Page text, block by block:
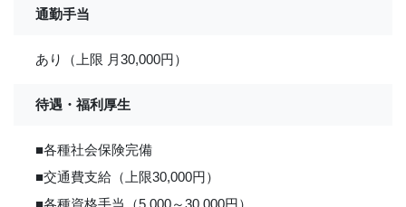
通勤手当
あり（上限 月30,000円）
待遇・福利厚生
■各種社会保険完備
■交通費支給（上限30,000円）